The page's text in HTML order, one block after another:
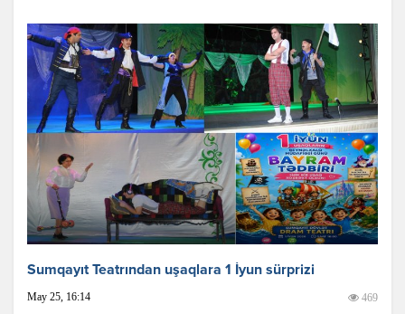
Sumqayıt Teatrından uşaqlara 1 İyun sürprizi
May 25, 16:14 469